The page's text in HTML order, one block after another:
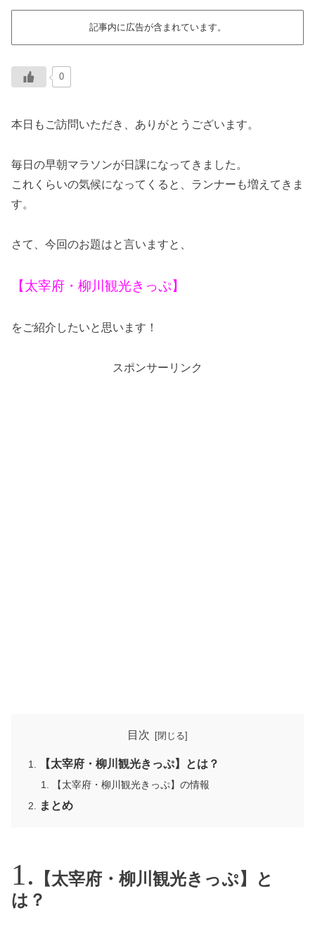
記事内に広告が含まれています。
0
本日もご訪問いただき、ありがとうございます。
毎日の早朝マラソンが日課になってきました。
これくらいの気候になってくると、ランナーも増えてきま
す。
さて、今回のお題はと言いますと、
【太宰府・柳川観光きっぷ】
をご紹介したいと思います！
スポンサーリンク
目次
【太宰府・柳川観光きっぷ】とは？
【太宰府・柳川観光きっぷ】の情報
まとめ
【太宰府・柳川観光きっぷ】と
は？